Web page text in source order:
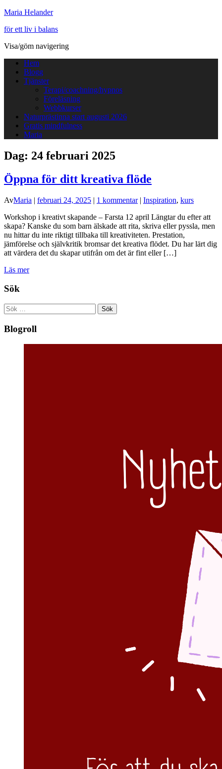
Maria Helander
för ett liv i balans
Visa/göm navigering
Hem
Blogg
Tjänster
Terapi/coachning/hypnos
Föreläsning
Webbkurser
Naturprästinna start augusti 2026
Gratis mindfulness
Maria
Dag: 24 februari 2025
Öppna för ditt kreativa flöde
AvMaria | februari 24, 2025 | 1 kommentar| Inspiration, kurs
Workshop i kreativt skapande – Farsta 12 april Längtar du efter att
skapa? Kanske du som barn älskade att rita, skriva eller pyssla, men
nu hittar du inte riktigt tillbaka till kreativiteten. Prestation,
jämförelse och självkritik bromsar det kreativa flödet. Du har lärt dig
att värdera det du skapar utifrån om det är fint eller […]
Läs mer
Sök
Sök
efter:
Blogroll